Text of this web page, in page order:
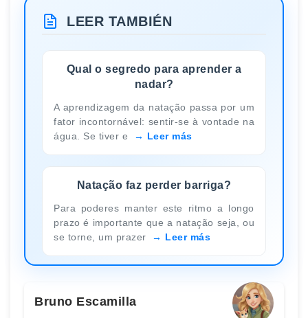
LEER TAMBIÉN
Qual o segredo para aprender a
nadar?
A aprendizagem da natação passa por um
fator incontornável: sentir-se à vontade na
água. Se tiver e
Leer más
Natação faz perder barriga?
Para poderes manter este ritmo a longo
prazo é importante que a natação seja, ou
se torne, um prazer
Leer más
Bruno Escamilla